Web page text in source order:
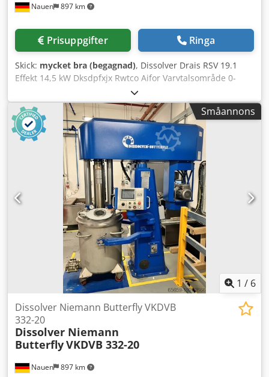
Nauen 897 km
Prisuppgifter Ringa
Skick: mycket bra (begagnad), Dissolver Drais RSV 19.1
Effekt 14,5 kW Dksdpfxjx Rwtco Aifor Varvtalsområde 0-
1850 varv/min Komplett med styrskåp Mycket gott driftklart
skick, direkt från produktionen!
Småannons
1 / 6
Nauen 897 km
Dissolver Niemann Butterfly VKDVB
332-20
Dissolver Niemann
ButterflyVKDVB 332-20